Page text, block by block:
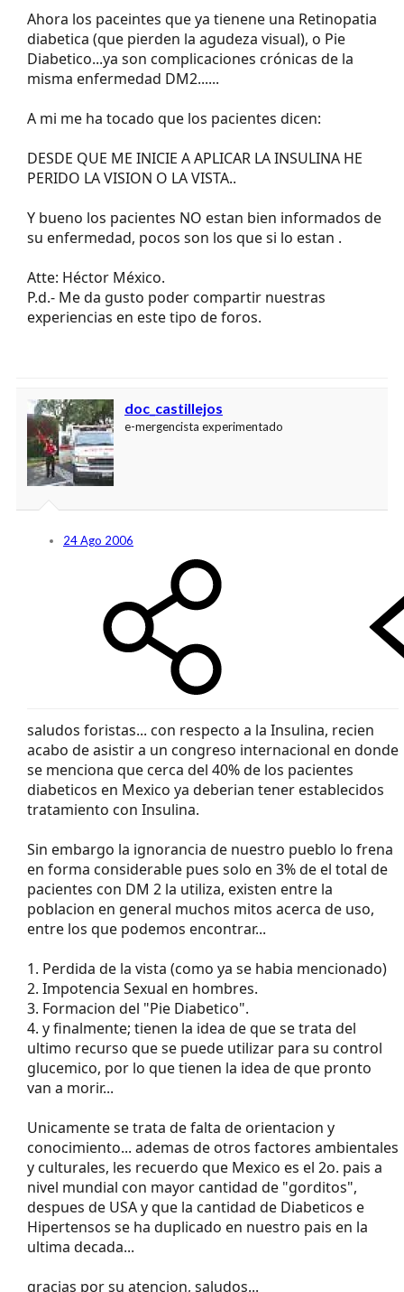
Ahora los paceintes que ya tienene una Retinopatia
diabetica (que pierden la agudeza visual), o Pie
Diabetico...ya son complicaciones crónicas de la
misma enfermedad DM2......
A mi me ha tocado que los pacientes dicen:
DESDE QUE ME INICIE A APLICAR LA INSULINA HE
PERIDO LA VISION O LA VISTA..
Y bueno los pacientes NO estan bien informados de
su enfermedad, pocos son los que si lo estan .
Atte: Héctor México.
P.d.- Me da gusto poder compartir nuestras
experiencias en este tipo de foros.
doc_castillejos
e-mergencista experimentado
24 Ago 2006
saludos foristas... con respecto a la Insulina, recien
acabo de asistir a un congreso internacional en donde
se menciona que cerca del 40% de los pacientes
diabeticos en Mexico ya deberian tener establecidos
tratamiento con Insulina.
Sin embargo la ignorancia de nuestro pueblo lo frena
en forma considerable pues solo en 3% de el total de
pacientes con DM 2 la utiliza, existen entre la
poblacion en general muchos mitos acerca de uso,
entre los que podemos encontrar...
1. Perdida de la vista (como ya se habia mencionado)
2. Impotencia Sexual en hombres.
3. Formacion del "Pie Diabetico".
4. y finalmente; tienen la idea de que se trata del
ultimo recurso que se puede utilizar para su control
glucemico, por lo que tienen la idea de que pronto
van a morir...
Unicamente se trata de falta de orientacion y
conocimiento... ademas de otros factores ambientales
y culturales, les recuerdo que Mexico es el 2o. pais a
nivel mundial con mayor cantidad de "gorditos",
despues de USA y que la cantidad de Diabeticos e
Hipertensos se ha duplicado en nuestro pais en la
ultima decada...
gracias por su atencion, saludos...